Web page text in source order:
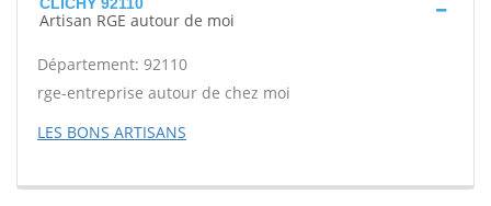
Artisan RGE autour de moi
Département: 92110
rge-entreprise autour de chez moi
LES BONS ARTISANS